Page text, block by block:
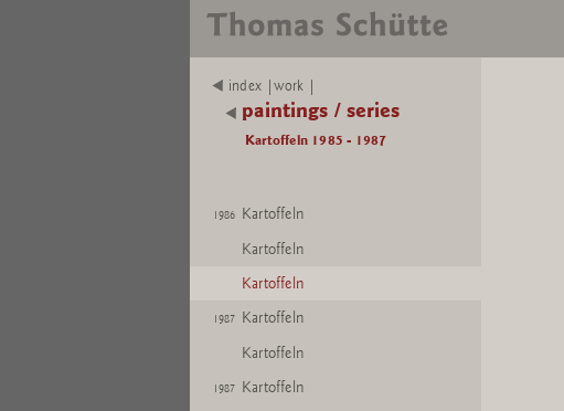
index |work |
paintings / series
Kartoffeln 1985 - 1987
1986 Kartoffeln
Kartoffeln
Kartoffeln
1987 Kartoffeln
Kartoffeln
1987 Kartoffeln